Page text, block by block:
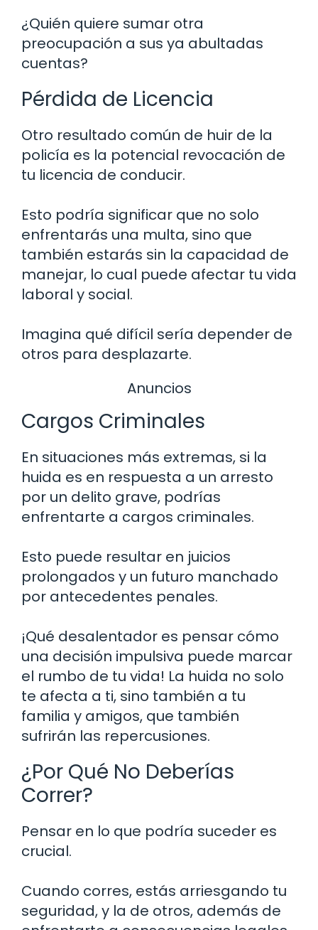
¿Quién quiere sumar otra
preocupación a sus ya abultadas
cuentas?
Pérdida de Licencia
Otro resultado común de huir de la
policía es la potencial revocación de
tu licencia de conducir.
Esto podría significar que no solo
enfrentarás una multa, sino que
también estarás sin la capacidad de
manejar, lo cual puede afectar tu vida
laboral y social.
Imagina qué difícil sería depender de
otros para desplazarte.
Anuncios
Cargos Criminales
En situaciones más extremas, si la
huida es en respuesta a un arresto
por un delito grave, podrías
enfrentarte a cargos criminales.
Esto puede resultar en juicios
prolongados y un futuro manchado
por antecedentes penales.
¡Qué desalentador es pensar cómo
una decisión impulsiva puede marcar
el rumbo de tu vida! La huida no solo
te afecta a ti, sino también a tu
familia y amigos, que también
sufrirán las repercusiones.
¿Por Qué No Deberías
Correr?
Pensar en lo que podría suceder es
crucial.
Cuando corres, estás arriesgando tu
seguridad, y la de otros, además de